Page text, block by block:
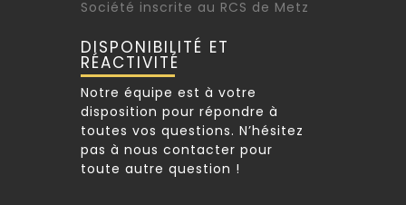
Société inscrite au RCS de Metz
DISPONIBILITÉ ET
RÉACTIVITÉ
Notre équipe est à votre
disposition pour répondre à
toutes vos questions. N’hésitez
pas à nous contacter pour
toute autre question !